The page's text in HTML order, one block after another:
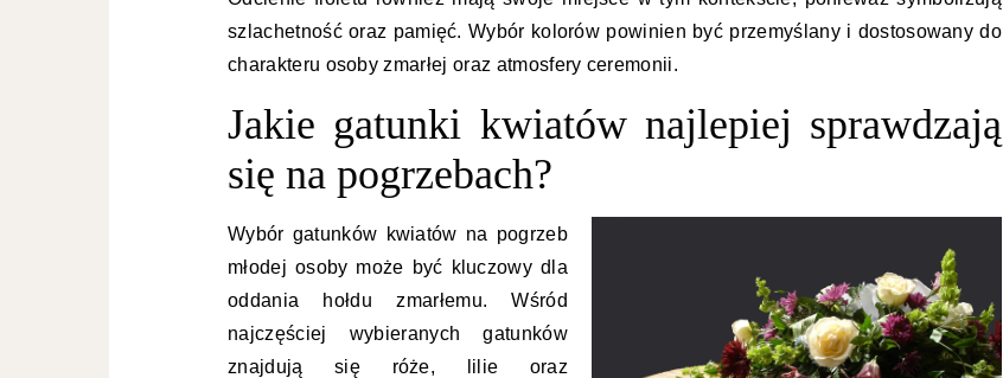
szlachetność oraz pamięć. Wybór kolorów powinien być przemyślany i dostosowany do
charakteru osoby zmarłej oraz atmosfery ceremonii.
Jakie gatunki kwiatów najlepiej sprawdzają
się na pogrzebach?
Wybór gatunków kwiatów na pogrzeb
młodej osoby może być kluczowy dla
oddania hołdu zmarłemu. Wśród
najczęściej wybieranych gatunków
znajdują się róże, lilie oraz